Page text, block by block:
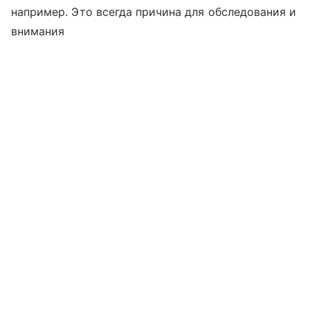
например. Это всегда причина для обследования и
внимания